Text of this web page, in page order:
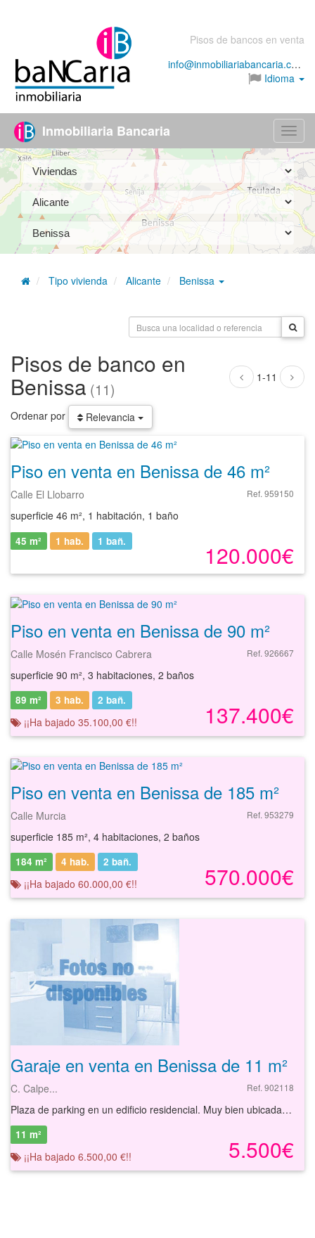
Pisos de bancos en venta
info@inmobiliariabancaria.com
Idioma
Menú
Inmobiliaria Bancaria
Tipo vivienda Alicante Benissa
1-11
Pisos de banco en
Benissa (11)
Ordenar por Relevancia
Piso en venta en Benissa de 46 m²
Calle El Llobarro Ref. 959150
superficie 46 m², 1 habitación, 1 baño
120.000€
45 m² 1 hab. 1 bañ.
Piso en venta en Benissa de 90 m²
Calle Mosén Francisco Cabrera Ref. 926667
superficie 90 m², 3 habitaciones, 2 baños
137.400€
89 m² 3 hab. 2 bañ.
¡¡Ha bajado 35.100,00 €!!
Piso en venta en Benissa de 185 m²
Calle Murcia Ref. 953279
superficie 185 m², 4 habitaciones, 2 baños
570.000€
184 m² 4 hab. 2 bañ.
¡¡Ha bajado 60.000,00 €!!
Garaje en venta en Benissa de 11 m²
C. Calpe... Ref. 902118
Plaza de parking en un edificio residencial. Muy bien ubicada, a escasos metros de la Av. País Valencià (N-332), la vía más importante de comunicación que cruza el municipio.
5.500€
11 m²
¡¡Ha bajado 6.500,00 €!!